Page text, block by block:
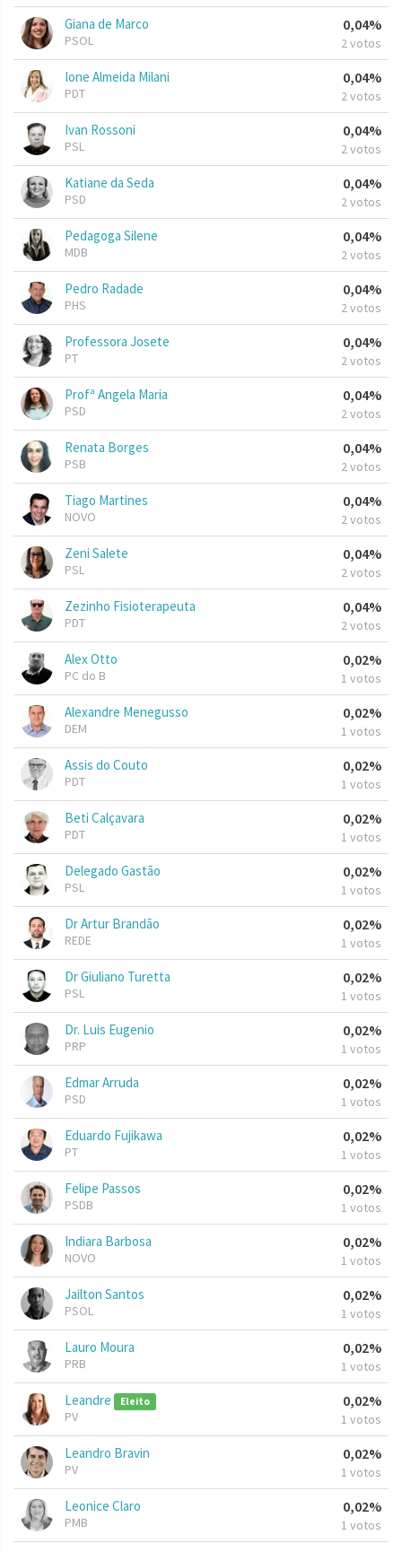
Giana de Marco
PSOL
0,04%
2 votos
Ione Almeida Milani
PDT
0,04%
2 votos
Ivan Rossoni
PSL
0,04%
2 votos
Katiane da Seda
PSD
0,04%
2 votos
Pedagoga Silene
MDB
0,04%
2 votos
Pedro Radade
PHS
0,04%
2 votos
Professora Josete
PT
0,04%
2 votos
Profª Angela Maria
PSD
0,04%
2 votos
Renata Borges
PSB
0,04%
2 votos
Tiago Martines
NOVO
0,04%
2 votos
Zeni Salete
PSL
0,04%
2 votos
Zezinho Fisioterapeuta
PDT
0,04%
2 votos
Alex Otto
PC do B
0,02%
1 votos
Alexandre Menegusso
DEM
0,02%
1 votos
Assis do Couto
PDT
0,02%
1 votos
Beti Calçavara
PDT
0,02%
1 votos
Delegado Gastão
PSL
0,02%
1 votos
Dr Artur Brandão
REDE
0,02%
1 votos
Dr Giuliano Turetta
PSL
0,02%
1 votos
Dr. Luis Eugenio
PRP
0,02%
1 votos
Edmar Arruda
PSD
0,02%
1 votos
Eduardo Fujikawa
PT
0,02%
1 votos
Felipe Passos
PSDB
0,02%
1 votos
Indiara Barbosa
NOVO
0,02%
1 votos
Jailton Santos
PSOL
0,02%
1 votos
Lauro Moura
PRB
0,02%
1 votos
Leandre Eleito
PV
0,02%
1 votos
Leandro Bravin
PV
0,02%
1 votos
Leonice Claro
PMB
0,02%
1 votos